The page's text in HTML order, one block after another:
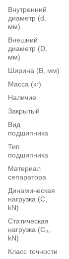
Внутренний
диаметр (d,
мм)
Внешний
диаметр (D,
мм)
Ширина (B, мм)
Масса (кг)
Наличие
Закрытый
Вид
подшипника
Тип
подшипника
Материал
сепаратора
Динамическая
нагрузка (С,
kN)
Статическая
нагрузка (С₀,
kN)
Класс точности